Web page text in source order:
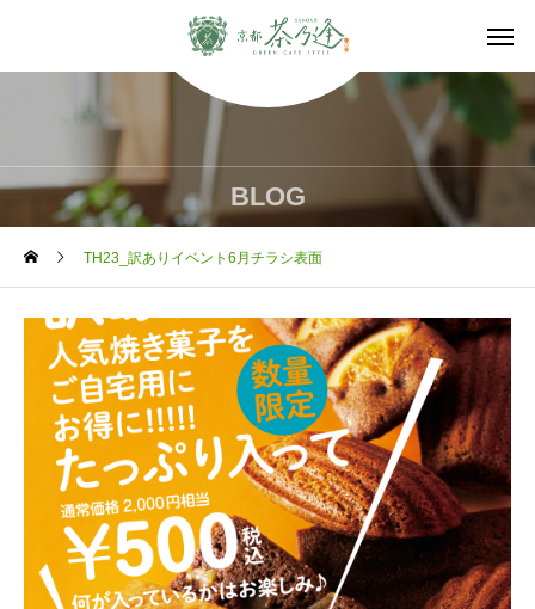
BLOG
TH23_訳ありイベント6月チラシ表面